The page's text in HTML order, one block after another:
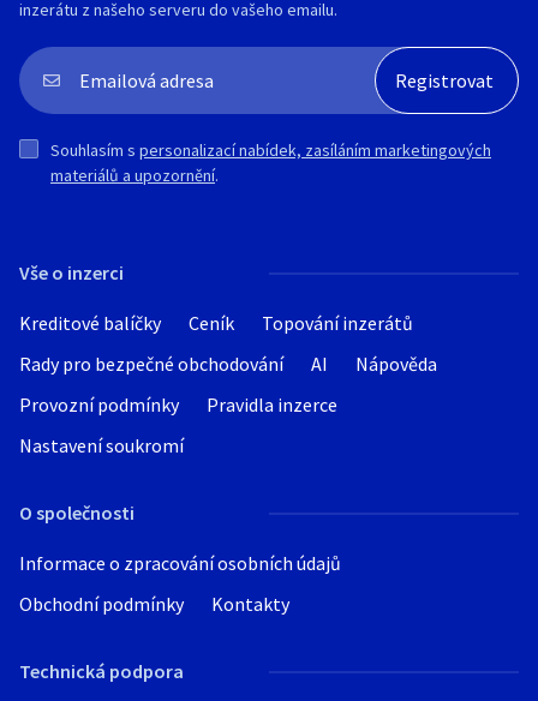
Vše o inzerci
Kreditové balíčky Ceník
Topování inzerátů
Rady pro bezpečné obchodování
AI
Nápověda
Provozní podmínky
Pravidla inzerce
Nastavení soukromí
O společnosti
Informace o zpracování osobních údajů
Obchodní podmínky
Kontakty
Technická podpora
inzerátu z našeho serveru do vašeho emailu.
Souhlasím s personalizací nabídek, zasíláním marketingových
materiálů a upozornění.